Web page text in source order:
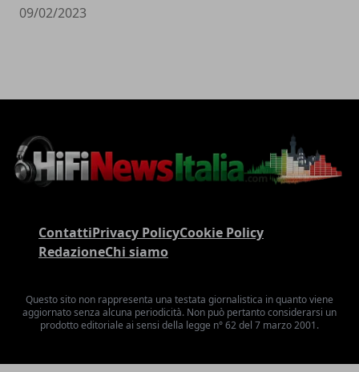
09/02/2023
ContattiPrivacy PolicyCookie Policy
RedazioneChi siamo
Questo sito non rappresenta una testata giornalistica in quanto viene
aggiornato senza alcuna periodicità. Non può pertanto considerarsi un
prodotto editoriale ai sensi della legge n° 62 del 7 marzo 2001.